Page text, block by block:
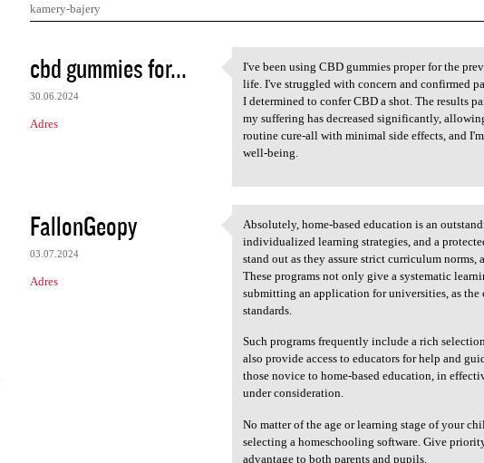
kamery-bajery
K
o
m
e
a
r
z
e
cbd gummies for...
30.06.2024
Adres
I've been using CBD gummies
I've been using CBD gummies proper for the
life. I've struggled with concern and confirmed
I determined to confer CBD a shot. The results
my suffering has decreased significantly,
routine cure-all with minimal side effects, and
well-being.
FallonGeopy
03.07.2024
Adres
Absolutely, home-based
Absolutely, home-based education is an
individualized learning strategies, and a
stand out as they assure strict curriculum
These programs not only give a systematic
submitting an application for universities, as
standards.
Such programs frequently include a rich
also provide access to educators for help and
those novice to home-based education, in
under consideration.
No matter of the age or learning stage of your
selecting a homeschooling software. Give
advantage to both parents and pupils.